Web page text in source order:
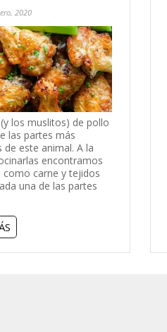
2020
los muslitos) de pollo
las partes más
de este animal. A la
encontramos
como carne y tejidos
una de las partes